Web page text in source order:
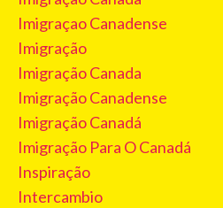
Imigraçao Canadense
Imigração
Imigração Canada
Imigração Canadense
Imigração Canadá
Imigração Para O Canadá
Inspiração
Intercambio